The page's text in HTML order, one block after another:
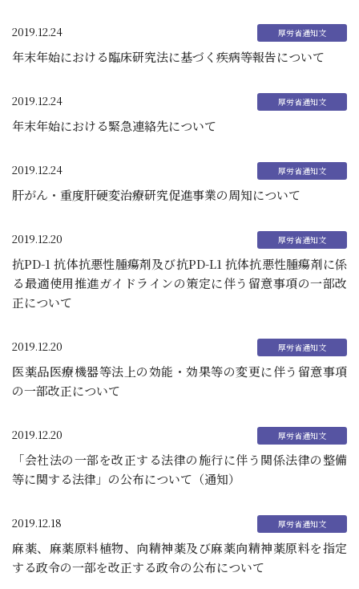
2019.12.24
年末年始における臨床研究法に基づく疾病等報告について
2019.12.24
年末年始における緊急連絡先について
2019.12.24
肝がん・重度肝硬変治療研究促進事業の周知について
2019.12.20
抗PD-1 抗体抗悪性腫瘍剤及び抗PD-L1 抗体抗悪性腫瘍剤に係
る最適使用推進ガイドラインの策定に伴う留意事項の一部改
正について
2019.12.20
医薬品医療機器等法上の効能・効果等の変更に伴う留意事項
の一部改正について
2019.12.20
「会社法の一部を改正する法律の施行に伴う関係法律の整備
等に関する法律」の公布について（通知）
2019.12.18
麻薬、麻薬原料植物、向精神薬及び麻薬向精神薬原料を指定
する政令の一部を改正する政令の公布について